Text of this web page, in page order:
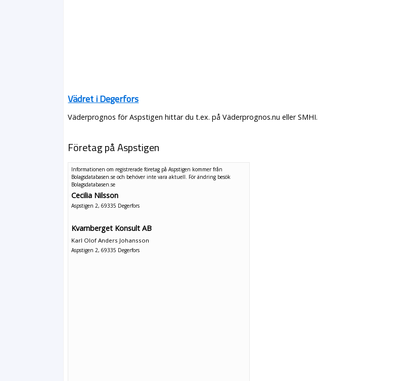
Vädret i Degerfors
Väderprognos för Aspstigen hittar du t.ex. på Väderprognos.nu eller SMHI.
Företag på Aspstigen
Informationen om registrerade företag på Aspstigen kommer från
Bolagsdatabasen.se och behöver inte vara aktuell. För ändring besök
Bolagsdatabasen.se
Cecilia Nilsson
Aspstigen 2, 69335 Degerfors
Kvarnberget Konsult AB
Karl Olof Anders Johansson
Aspstigen 2, 69335 Degerfors